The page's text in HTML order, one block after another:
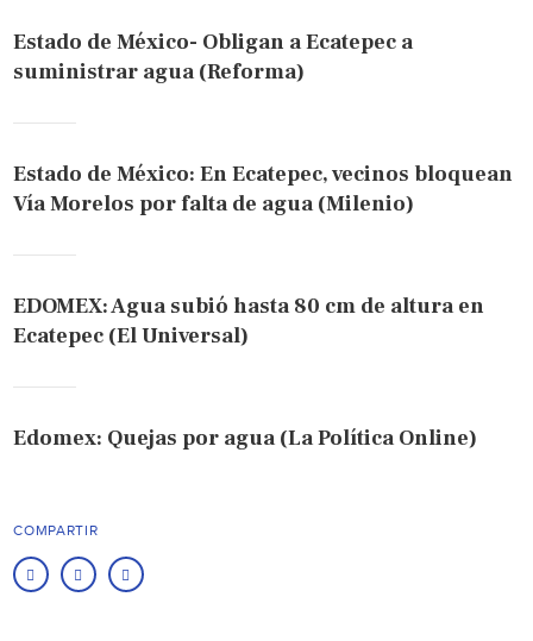
Estado de México- Obligan a Ecatepec a
suministrar agua (Reforma)
Estado de México: En Ecatepec, vecinos bloquean
Vía Morelos por falta de agua (Milenio)
EDOMEX: Agua subió hasta 80 cm de altura en
Ecatepec (El Universal)
Edomex: Quejas por agua (La Política Online)
COMPARTIR